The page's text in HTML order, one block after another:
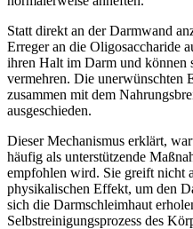
Statt direkt an der Darmwand
Erreger an die Oligosaccharide
ihren Halt im Darm und können
vermehren. Die unerwünschten
zusammen mit dem
ausgeschieden.
Dieser Mechanismus erklärt,
häufig als unterstützende
empfohlen wird. Sie greift nicht
physikalischen Effekt, um den
sich die Darmschleimhaut
Selbstreinigungsprozess des